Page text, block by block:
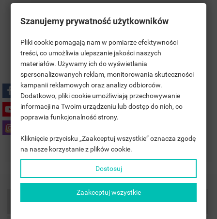
Polityka bezpieczeństwa
Zasady dostawy
Zasady zwrotu
Product Details
MOJE LISTY ŻYCZEŃ
((TITLE))
((LABEL))
((CANCELTEXT))
SIGN IN
YOU NEED TO BE LOGGED IN TO SAVE PRODUCTS IN YOUR
WISHLIST.
((CANCELTEXT)) ((LOGINTEXT))
Szanujemy prywatność użytkowników
Pliki cookie pomagają nam w pomiarze efektywności
treści, co umożliwia ulepszanie jakości naszych
materiałów. Używamy ich do wyświetlania
spersonalizowanych reklam, monitorowania skuteczności
kampanii reklamowych oraz analizy odbiorców.
Dodatkowo, pliki cookie umożliwiają przechowywanie
informacji na Twoim urządzeniu lub dostęp do nich, co
poprawia funkcjonalność strony.
Kliknięcie przycisku „Zaakceptuj wszystkie” oznacza zgodę
na nasze korzystanie z plików cookie.
Dostosuj
Zaakceptuj wszystkie